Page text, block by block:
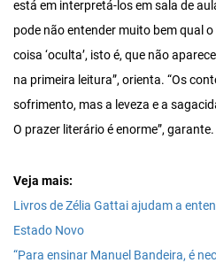
está em interpretá-los em sala de
pode não entender muito bem qual
coisa ‘oculta’, isto é, que não
na primeira leitura”, orienta. “Os
sofrimento, mas a leveza e a
O prazer literário é enorme”, garante.
Veja mais:
Livros de Zélia Gattai ajudam a
Estado Novo
“Para ensinar Manuel Bandeira, é